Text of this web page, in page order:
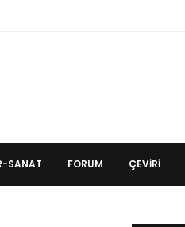
SANAT FORUM ÇEVIRI